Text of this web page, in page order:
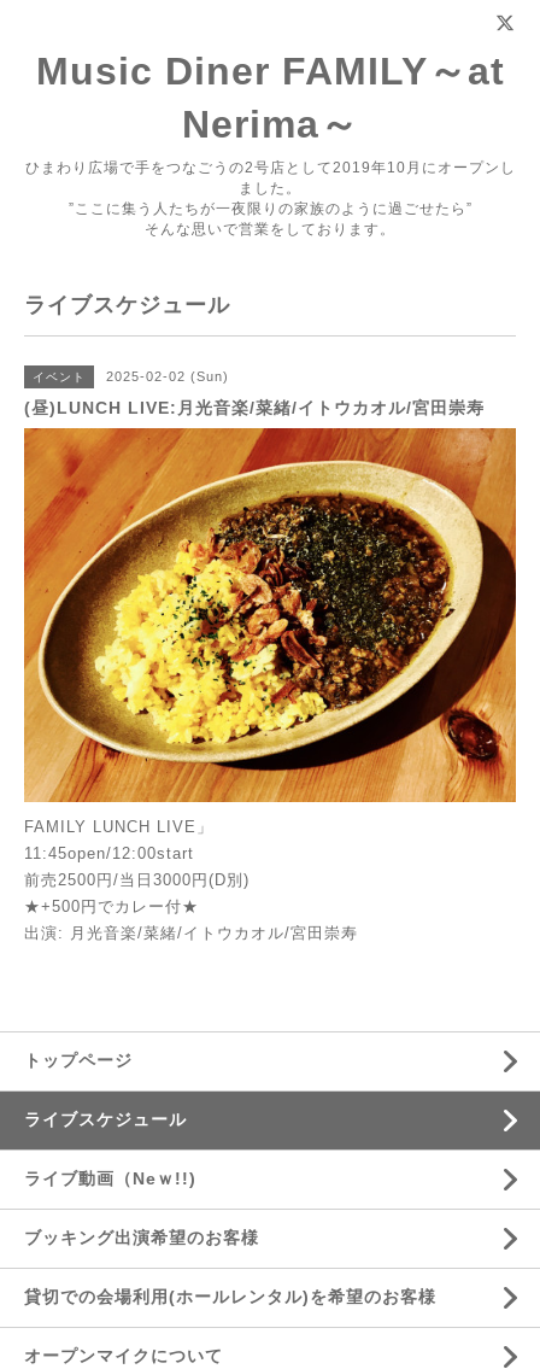
Music Diner FAMILY～at
Nerima～
ひまわり広場で手をつなごうの2号店として2019年10月にオープンし
ました。
”ここに集う人たちが一夜限りの家族のように過ごせたら”
そんな思いで営業をしております。
ライブスケジュール
イベント 2025-02-02 (Sun)
(昼)LUNCH LIVE:月光音楽/菜緒/イトウカオル/宮田崇寿
FAMILY LUNCH LIVE」
11:45open/12:00start
前売2500円/当日3000円(D別)
★+500円でカレー付★
出演: 月光音楽/菜緒/イトウカオル/宮田崇寿
トップページ
ライブスケジュール
ライブ動画（Neｗ!!)
ブッキング出演希望のお客様
貸切での会場利用(ホールレンタル)を希望のお客様
オープンマイクについて